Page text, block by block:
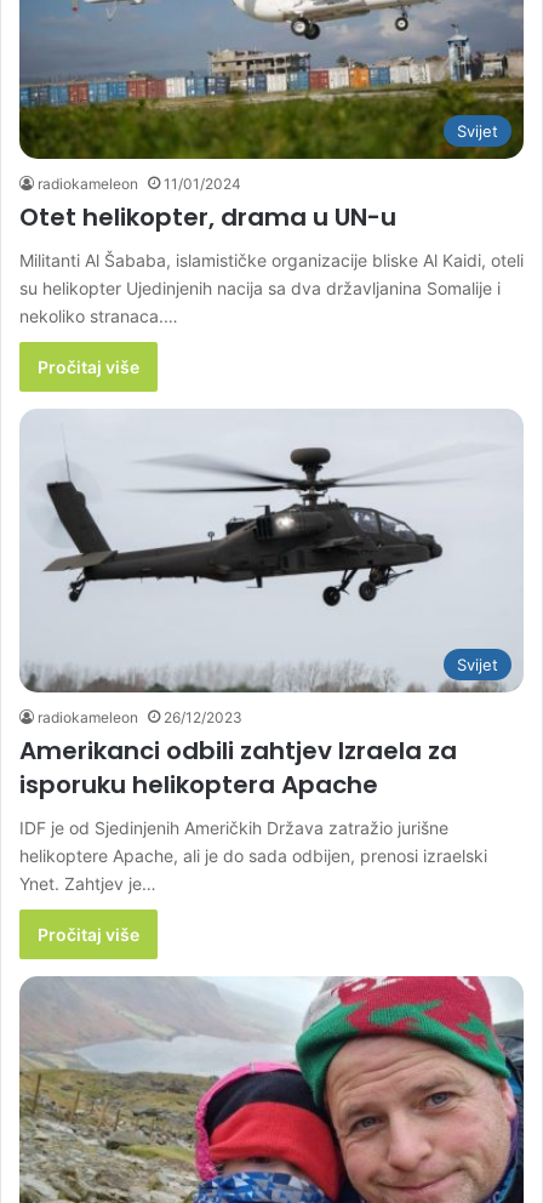
Svijet
radiokameleon 11/01/2024
Otet helikopter, drama u UN-u
Militanti Al Šababa, islamističke organizacije bliske Al Kaidi, oteli
su helikopter Ujedinjenih nacija sa dva državljanina Somalije i
nekoliko stranaca.…
Pročitaj više
Svijet
radiokameleon 26/12/2023
Amerikanci odbili zahtjev Izraela za
isporuku helikoptera Apache
IDF je od Sjedinjenih Američkih Država zatražio jurišne
helikoptere Apache, ali je do sada odbijen, prenosi izraelski
Ynet. Zahtjev je…
Pročitaj više